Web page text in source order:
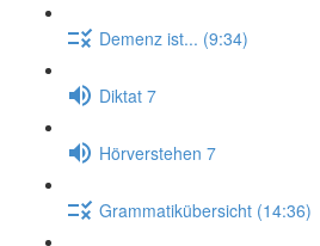
Demenz ist... (9:34)
Diktat 7
Hörverstehen 7
Grammatikübersicht (14:36)